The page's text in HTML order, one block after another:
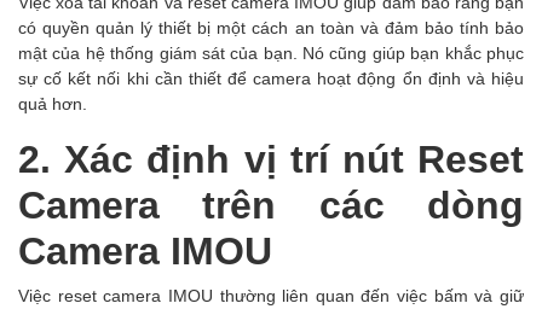
có quyền quản lý thiết bị một cách an toàn và đảm bảo tính bảo
mật của hệ thống giám sát của bạn. Nó cũng giúp bạn khắc phục
sự cố kết nối khi cần thiết để camera hoạt động ổn định và hiệu
quả hơn.
2. Xác định vị trí nút Reset
Camera trên các dòng
Camera IMOU
Việc reset camera IMOU thường liên quan đến việc bấm và giữ